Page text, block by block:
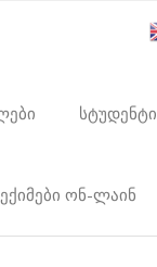
სტუდენტი
ონ-ლაინ